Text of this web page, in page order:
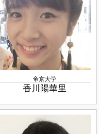
帝京大学
香川陽華里